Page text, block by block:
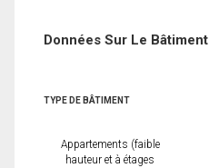
Données Sur Le Bâtiment
TYPE DE BÂTIMENT
Appartements (faible
hauteur et à étages